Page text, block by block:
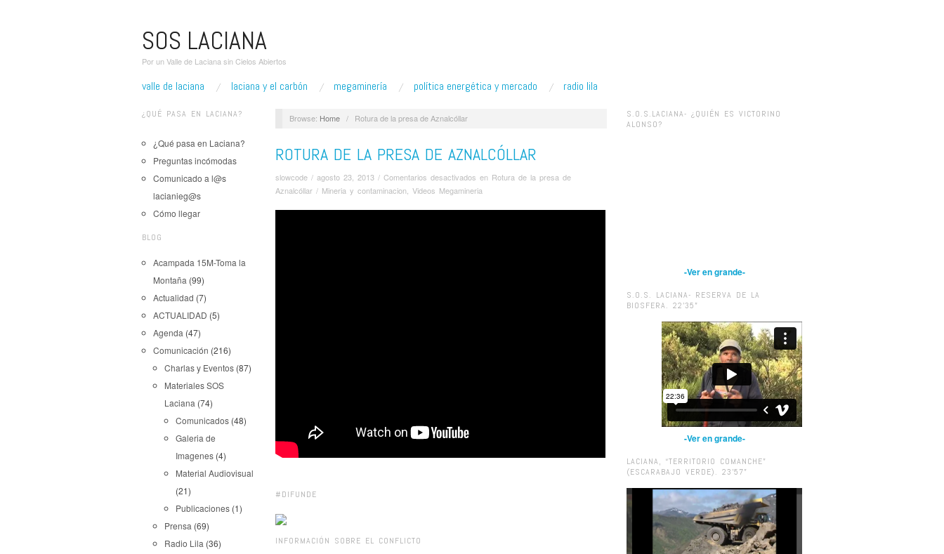
SOS LACIANA
Por un Valle de Laciana sin Cielos Abiertos
valle de laciana laciana y el carbón megaminería política energética y mercado radio lila
¿QUÉ PASA EN LACIANA?
¿Qué pasa en Laciana?
Preguntas incómodas
Comunicado a l@s
lacianieg@s
Cómo llegar
BLOG
Acampada 15M-Toma la
Montaña (99)
Actualidad (7)
ACTUALIDAD (5)
Agenda (47)
Comunicación (216)
Charlas y Eventos (87)
Materiales SOS
Laciana (74)
Comunicados (48)
Galeria de
Imagenes (4)
Material Audiovisual
(21)
Publicaciones (1)
Prensa (69)
Radio Lila (36)
Browse: Home / Rotura de la presa de Aznalcóllar
ROTURA DE LA PRESA DE AZNALCÓLLAR
slowcode / agosto 23, 2013 / Comentarios desactivados en Rotura de la presa de
Aznalcóllar / Mineria y contaminacion Videos Megamineria
#DIFUNDE
INFORMACIÓN SOBRE EL CONFLICTO
S.O.S.LACIANA- ¿QUIÉN ES VICTORINO
ALONSO?
-Ver en grande-
S.O.S. LACIANA- RESERVA DE LA
BIOSFERA. 22’35”
-Ver en grande-
LACIANA, “TERRITORIO COMANCHE”
(ESCARABAJO VERDE). 23’57”